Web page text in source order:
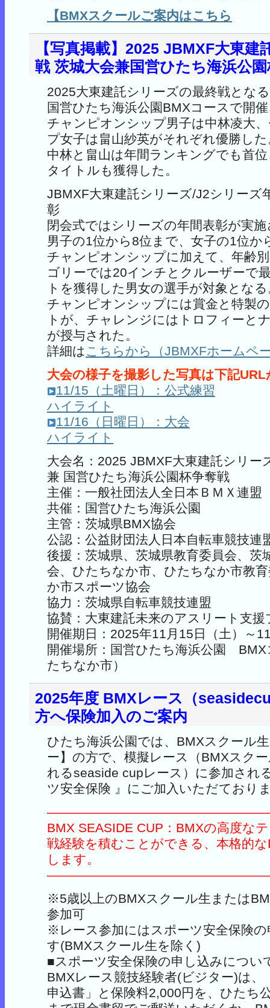
【BMXスクールご案内はこちら
【写真掲載】2025 JBMXF大東建
戦 茨城大会兼国営ひたち海浜公
2025大東建託シリーズの最終戦とな
国営ひたち海浜公園BMXコースで開
チャンピオンシップ男子は中林凌大
プ女子は畠山紗英がそれぞれ優勝した
中林と畠山は年間ランキングでも首
タイトルも獲得した。
JBMXF大東建託シリーズ/J2シリーズ
彰
閉会式ではシリーズの年間表彰が実
男子の1位から8位まで、女子の1位か
チャンピオンシップに加えて、年齢
ゴリーでは20インチとクルーザーで
トを獲得した男女の選手が対象とな
チャンピオンシップには賞金と特製
トが、チャレンジにはトロフィーと
が授与された。
詳細は こちらから（JBMXFホームペ
大会の様子を撮影した写真は下記URL
11/15（土曜日）：公式練習
ハイライト
11/16（日曜日）：大会
ハイライト
大会名：2025 JBMXF大東建託シリー
兼 国営ひたち海浜公園杯争奪戦
主催：一般社団法人全日本ＢＭＸ連盟
共催：国営ひたち海浜公園
主管：茨城県BMX協会
公認：公益財団法人日本自転車競技連
後援：茨城県、茨城県教育委員会、茨
会、ひたちなか市、ひたちなか市教
か市スポーツ協会
協力：茨城県自転車競技連盟
協賛：大東建託未来のアスリート支
開催期日：2025年11月15日（土）～
開催場所：国営ひたち海浜公園 BMX
たちなか市）
2025年度 BMXレース（
方へ保険加入のご案内
ひたち海浜公園では、BMXスクール
ー】の方で、模擬レース（BMXスク
れるseaside cupレース）に参加され
ツ安全保険 』にご加入いただており
BMX SEASIDE CUP：BMXの高度な
戦経験を積むことができる、本格的
します。
※5歳以上のBMXスクール生または
参加可
※レース参加にはスポーツ安全保険
す(BMXスクール生を除く)
■スポーツ安全保険の申し込みについ
BMXレース競技経験者(ビジター)は、
申込書」と保険料2,000円を、ひたち